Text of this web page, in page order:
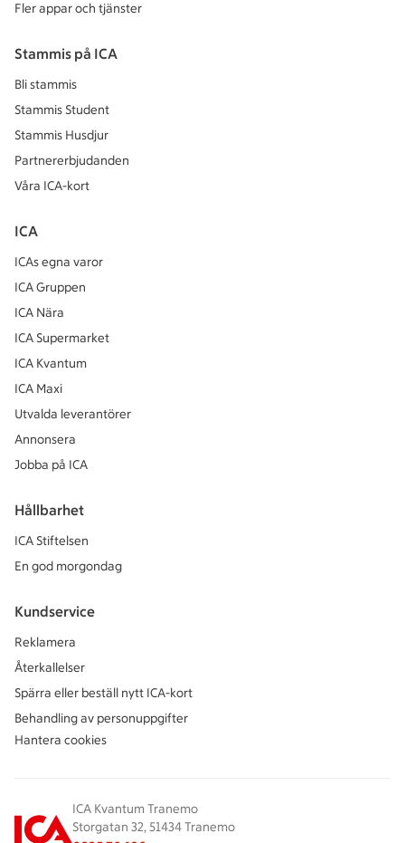
Fler appar och tjänster
Stammis på ICA
Bli stammis
Stammis Student
Stammis Husdjur
Partnererbjudanden
Våra ICA-kort
ICA
ICAs egna varor
ICA Gruppen
ICA Nära
ICA Supermarket
ICA Kvantum
ICA Maxi
Utvalda leverantörer
Annonsera
Jobba på ICA
Hållbarhet
ICA Stiftelsen
En god morgondag
Kundservice
Reklamera
Återkallelser
Spärra eller beställ nytt ICA-kort
Behandling av personuppgifter
Hantera cookies
ICA Kvantum Tranemo
Storgatan 32, 51434 Tranemo